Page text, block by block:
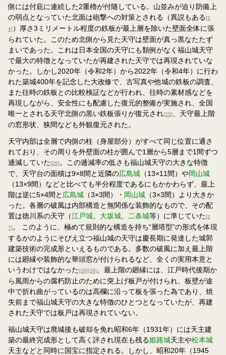
側には付庇に連続した2重櫓が付随している。山並みが迫り防備上
の弱点となっていた北面は砲撃への対策とされる（異説もある[2
4] ）厚さ3ミリメートル程度の鉄板が最上層を除いた壁面全体に張
られていた。このため北側から見た天守は壁面が真っ黒なたたず
まいであった。これは日本全国の天守にも類例がなく福山城天守
で最大の特徴となっていたが再建された天守では再現されていな
かった。しかし2020年（令和2年）から2022年（令和4年）に行わ
れた築城400年を記念した大改修で、古写真や他城の鉄板の調査、
また往時の鉄板との比較検証などが行われ、往時の素材感などを
再現しながら、安全性にも配慮した復元的整備が実施され、全国
唯一とされる天守北側の黒い鉄板張りが復元され[25]
、天守最上階
の窓形状、狭間なども外観復元された。
天守内部は全層で内側の柱（身屋部分）がすべて同じ位置に通さ
れており、その周りを外壁面の柱が囲んで1層から5層まで1間ずつ
逓減していた[26] 。この逓減率の低さも福山城天守の大きな特徴
で、天守台の面積は9×8間と近隣の広島城 （13×11間）や岡山城
（13×9間）などと比べても半分程度であるにもかかわらず、最上
階は逆に5×4間と 広島城 （3×3間）・ 岡山城 （3×3間）より大きか
った。各層の破風は内部構造と無関係な装飾的なもので、その配
置は徳川系の天守（江戸城 大坂城 二条城等）に準じていた[2
7] 。 このように、極めて規則的な構造を持ち“層塔型”の形式を体現
するかのようにそびえ立つ福山城の天守は慶長期に発達した城郭
建築技術の完成形といえるものである。多数の破風に加え最上階
には廻縁や装飾的な華頭窓が付けられるなど、全くの実用本意と
いうわけではなかった[28][29] 。最上階の廻縁には、江戸時代後期か
ら風雨からの腐朽防止のために突上げ板戸が付けられ、板壁が途
中で折れ曲がっているのは高欄に沿って板を張った為であり、焼
失前まで福山城天守の大きな特徴のひとつとなっていたが、再建
された天守では板戸は再現されていない。
福山城天守は廃城後も破却を免れ昭和6年（1931年）には天主建
築の最終完成形として高く評され現在も残る姫路城天主や松本城
天主などと同時に国宝に指定される。しかし、昭和20年（1945